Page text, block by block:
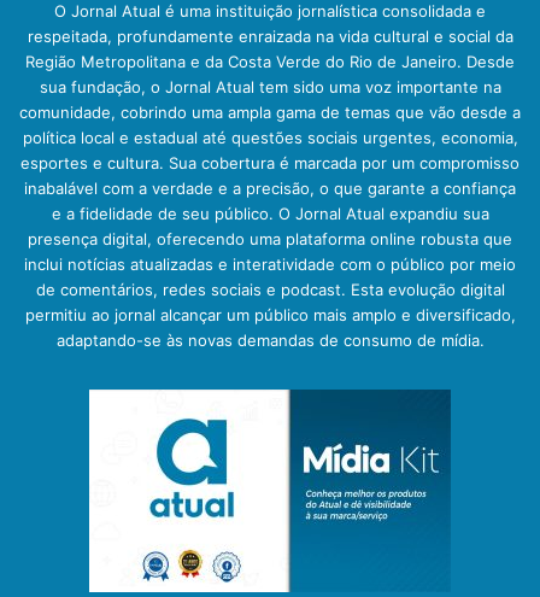
O Jornal Atual é uma instituição jornalística consolidada e
respeitada, profundamente enraizada na vida cultural e social da
Região Metropolitana e da Costa Verde do Rio de Janeiro. Desde
sua fundação, o Jornal Atual tem sido uma voz importante na
comunidade, cobrindo uma ampla gama de temas que vão desde a
política local e estadual até questões sociais urgentes, economia,
esportes e cultura. Sua cobertura é marcada por um compromisso
inabalável com a verdade e a precisão, o que garante a confiança
e a fidelidade de seu público. O Jornal Atual expandiu sua
presença digital, oferecendo uma plataforma online robusta que
inclui notícias atualizadas e interatividade com o público por meio
de comentários, redes sociais e podcast. Esta evolução digital
permitiu ao jornal alcançar um público mais amplo e diversificado,
adaptando-se às novas demandas de consumo de mídia.